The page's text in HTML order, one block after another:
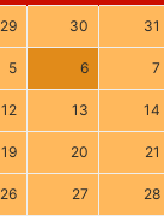
29 30 31
5 6 7
12 13 14
19 20 21
26 27 28